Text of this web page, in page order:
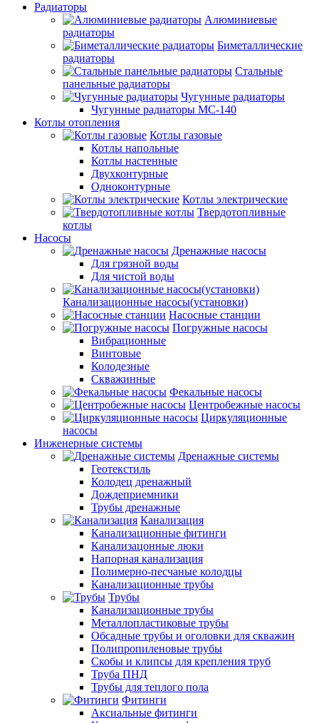
Радиаторы
Алюминиевые
радиаторы
Биметаллические
радиаторы
Стальные
панельные радиаторы
Чугунные радиаторы
Чугунные радиаторы МС-140
Котлы отопления
Котлы газовые
Котлы напольные
Котлы настенные
Двухконтурные
Одноконтурные
Котлы электрические
Твердотопливные
котлы
Насосы
Дренажные насосы
Для грязной воды
Для чистой воды
Канализационные насосы(установки)
Насосные станции
Погружные насосы
Вибрационные
Винтовые
Колодезные
Скважинные
Фекальные насосы
Центробежные насосы
Циркуляционные
насосы
Инженерные системы
Дренажные системы
Геотекстиль
Колодец дренажный
Дождеприемники
Трубы дренажные
Канализация
Канализационные фитинги
Канализацонные люки
Напорная канализация
Полимерно-песчаные колодцы
Канализационные трубы
Трубы
Канализационные трубы
Металлопластиковые трубы
Обсадные трубы и оголовки для скважин
Полипропиленовые трубы
Скобы и клипсы для крепления труб
Труба ПНД
Трубы для теплого пола
Фитинги
Аксиальные фитинги